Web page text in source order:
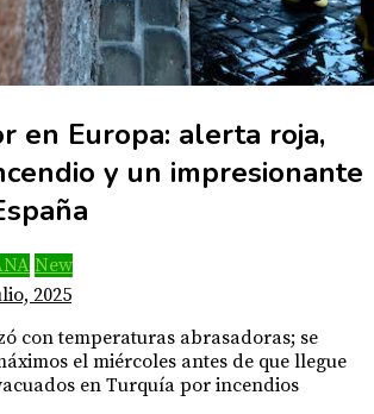
en Europa: alerta roja,
y un impresionante
New
2025
con temperaturas abrasadoras; se
el miércoles antes de que llegue
en Turquía por incendios